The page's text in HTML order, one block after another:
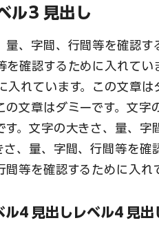
ル3 見出し
量、字間、行間等を確認
確認するために入れてい
入れています。この文章
の文章はダミーです。文
。文字の大きさ、量、
、量、字間、行間等を
等を確認するために入れ
4 見出しレベル4 見